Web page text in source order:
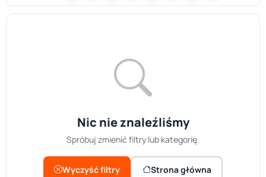
Nic nie znaleźliśmy
Spróbuj zmienić filtry lub kategorię.
Wyczyść filtry Strona główna